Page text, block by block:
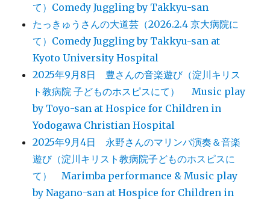
て）Comedy Juggling by Takkyu-san
たっきゅうさんの大道芸（2026.2.4 京大病院に
て）Comedy Juggling by Takkyu-san at
Kyoto University Hospital
2025年9月8日 豊さんの音楽遊び（淀川キリス
ト教病院 子どものホスピスにて） Music play
by Toyo-san at Hospice for Children in
Yodogawa Christian Hospital
2025年9月4日 永野さんのマリンバ演奏＆音楽
遊び（淀川キリスト教病院子どものホスピスに
て） Marimba performance & Music play
by Nagano-san at Hospice for Children in